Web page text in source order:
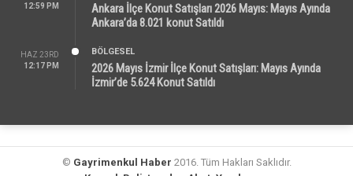
12:59 PM
Ankara İlçe Konut Satışları 2026 Mayıs: Mayıs Ayında
Ankara’da 8.021 konut Satıldı
HAZ 23RD
12:17 PM
BÖLGESEL
2026 Mayıs İzmir İlçe Konut Satışları: Mayıs Ayında
İzmir’de 5.624 Konut Satıldı
© Gayrimenkul Haber 2016. Tüm Hakları Saklıdır.